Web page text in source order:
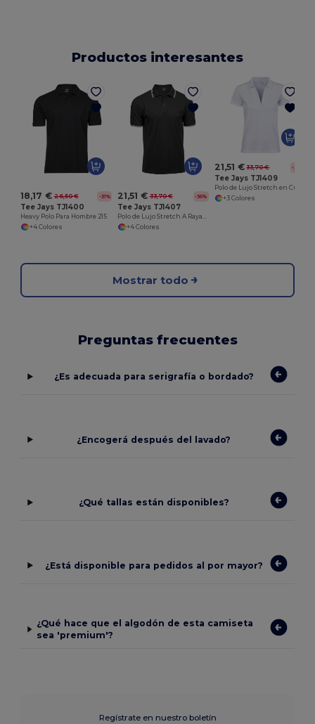
Productos interesantes
18,17 € 26,50 € -31%
Tee Jays TJ1400
Heavy Polo Para Hombre 215
+4 Colores
21,51 € 33,70 € -36%
Tee Jays TJ1407
Polo de Lujo Stretch A Rayas Para Hombre
+4 Colores
21,51 € 33,70 € -36%
Tee Jays TJ1409
+3 Colores
Mostrar todo
Preguntas frecuentes
¿Es adecuada para serigrafía o bordado?
¿Encogerá después del lavado?
¿Qué tallas están disponibles?
¿Está disponible para pedidos al por mayor?
¿Qué hace que el algodón de esta camiseta
sea 'premium'?
Regístrate en nuestro boletín